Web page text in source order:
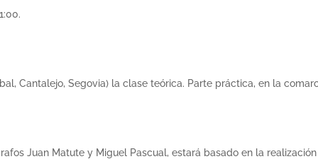
Cantalejo, Segovia) la clase teórica. Parte práctica, en la
Juan Matute y Miguel Pascual, estará basado en la